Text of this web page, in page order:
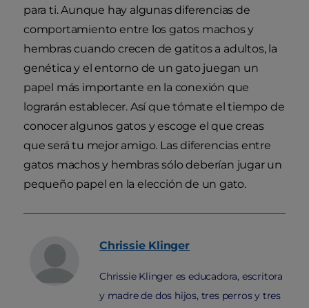
para ti. Aunque hay algunas diferencias de
comportamiento entre los gatos machos y
hembras cuando crecen de gatitos a adultos, la
genética y el entorno de un gato juegan un
papel más importante en la conexión que
lograrán establecer. Así que tómate el tiempo de
conocer algunos gatos y escoge el que creas
que será tu mejor amigo. Las diferencias entre
gatos machos y hembras sólo deberían jugar un
pequeño papel en la elección de un gato.
Chrissie Klinger
Chrissie Klinger es educadora, escritora
y madre de dos hijos, tres perros y tres